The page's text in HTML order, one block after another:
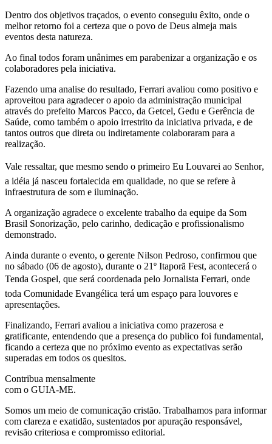
Dentro dos objetivos traçados, o evento conseguiu êxito, onde o
melhor retorno foi a certeza que o povo de Deus almeja mais
eventos desta natureza.
Ao final todos foram unânimes em parabenizar a organização e os
colaboradores pela iniciativa.
Fazendo uma analise do resultado, Ferrari avaliou como positivo e
aproveitou para agradecer o apoio da administração municipal
através do prefeito Marcos Pacco, da Getcel, Gedu e Gerência de
Saúde, como também o apoio irrestrito da iniciativa privada, e de
tantos outros que direta ou indiretamente colaboraram para a
realização.
Vale ressaltar, que mesmo sendo o primeiro Eu Louvarei ao Senhor,
a idéia já nasceu fortalecida em qualidade, no que se refere à
infraestrutura de som e iluminação.
A organização agradece o excelente trabalho da equipe da Som
Brasil Sonorização, pelo carinho, dedicação e profissionalismo
demonstrado.
Ainda durante o evento, o gerente Nilson Pedroso, confirmou que
no sábado (06 de agosto), durante o 21º Itaporã Fest, acontecerá o
Tenda Gospel, que será coordenada pelo Jornalista Ferrari, onde
toda Comunidade Evangélica terá um espaço para louvores e
apresentações.
Finalizando, Ferrari avaliou a iniciativa como prazerosa e
gratificante, entendendo que a presença do publico foi fundamental,
ficando a certeza que no próximo evento as expectativas serão
superadas em todos os quesitos.
Contribua mensalmente
com o GUIA-ME.
Somos um meio de comunicação cristão. Trabalhamos para informar
com clareza e exatidão, sustentados por apuração responsável,
revisão criteriosa e compromisso editorial.